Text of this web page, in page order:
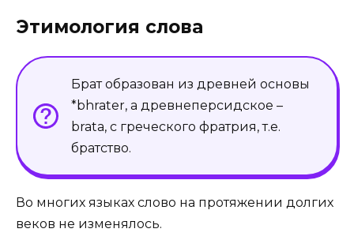
Этимология слова
Брат образован из древней основы
*bhrater, а древнеперсидское –
brata, с греческого фратрия, т.е.
братство.
Во многих языках слово на протяжении долгих
веков не изменялось.